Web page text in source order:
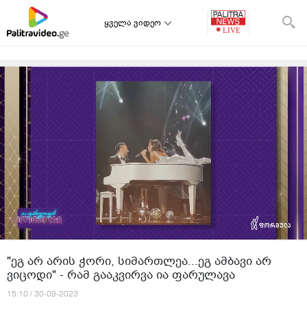
ყველა ვიდეო
"ეგ არ არის ჭორი, სიმართლეა...ეგ ამბავი არ
ვიცოდი" - რამ გააკვირვა ია ფარულავა
15:10 / 30-09-2023